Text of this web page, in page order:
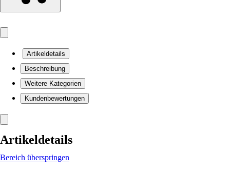
Artikeldetails
Beschreibung
Weitere Kategorien
Kundenbewertungen
Artikeldetails
Bereich überspringen